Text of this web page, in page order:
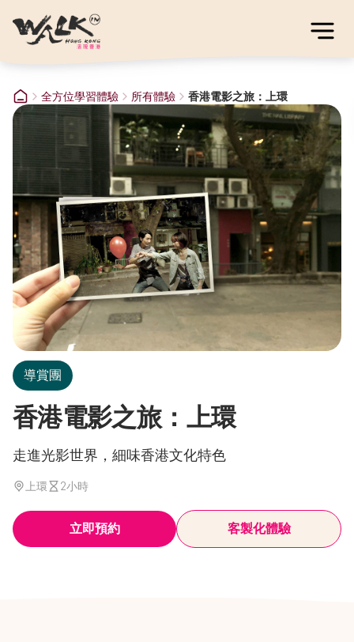
全方位學習體驗 所有體驗 香港電影之旅：上環
導賞團
香港電影之旅：上環
走進光影世界，細味香港文化特色
上環 2小時
立即預約 客製化體驗